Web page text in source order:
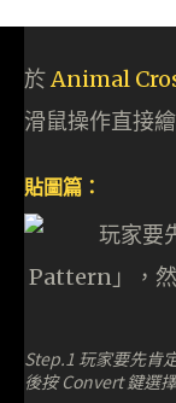
於Animal
滑鼠操作直接
貼圖篇：
Step.1 玩家要先肯
後按 Convert 鍵選